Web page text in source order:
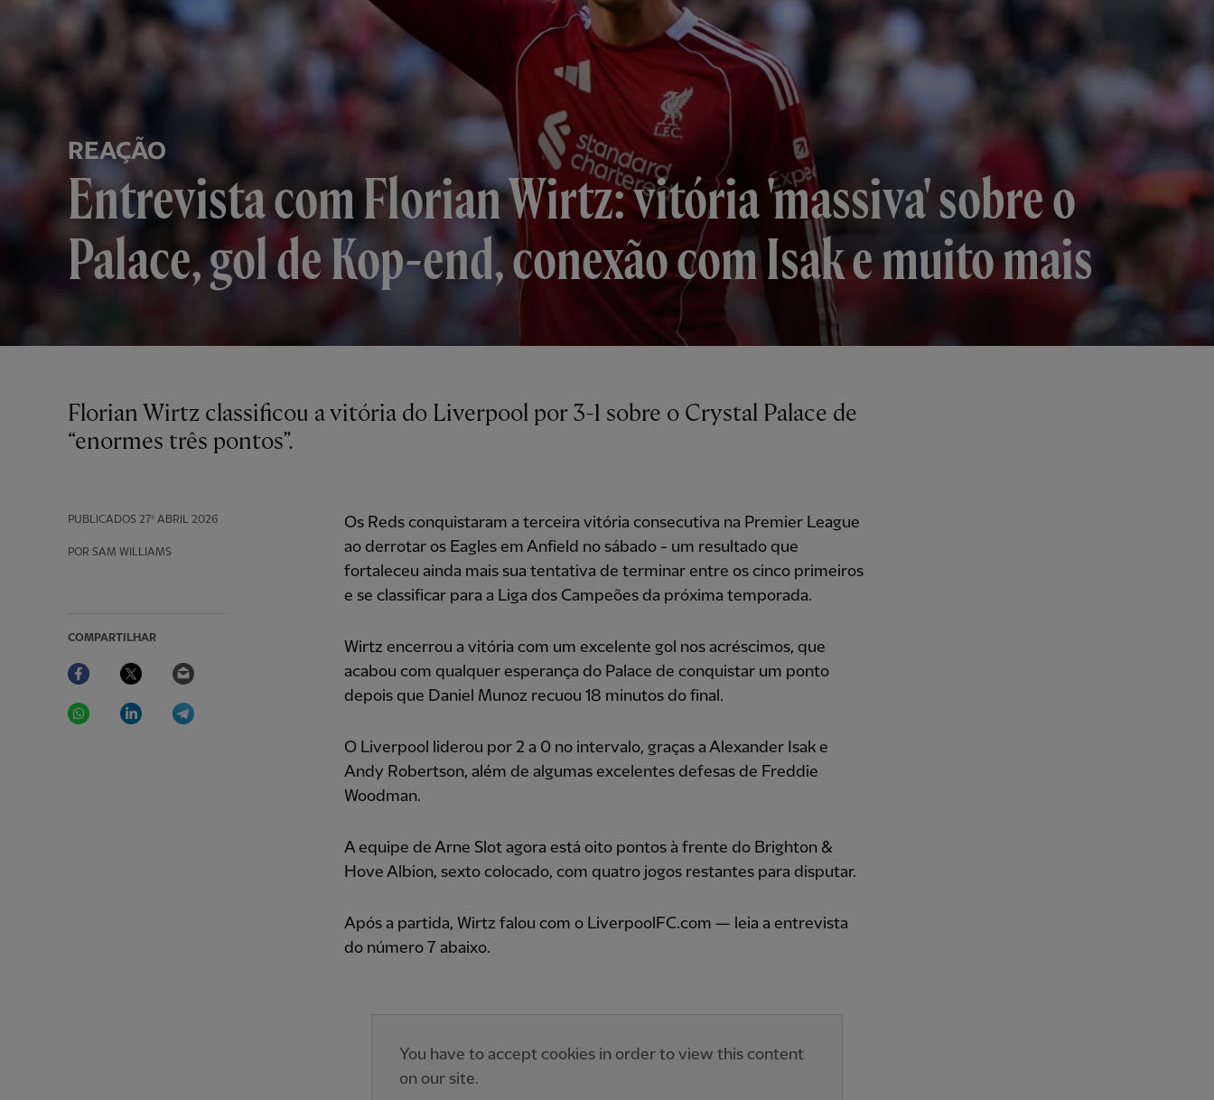
REAÇÃO
Entrevista com Florian Wirtz: vitória 'massiva' sobre o
Palace, gol de Kop-end, conexão com Isak e muito mais
PUBLICADOS 27º ABRIL 2026
POR SAM WILLIAMS
COMPARTILHAR
Facebook Twitter
WhatsAppLinkedIn
Florian Wirtz classificou a vitória do Liverpool por 3-1 sobre o Crystal Palace de
“enormes três pontos”.
Os Reds conquistaram a terceira vitória consecutiva na Premier League
ao derrotar os Eagles em Anfield no sábado - um resultado que
fortaleceu ainda mais sua tentativa de terminar entre os cinco primeiros
e se classificar para a Liga dos Campeões da próxima temporada.
Wirtz encerrou a vitória com um excelente gol nos acréscimos, que
acabou com qualquer esperança do Palace de conquistar um ponto
depois que Daniel Munoz recuou 18 minutos do final.
O Liverpool liderou por 2 a 0 no intervalo, graças a Alexander Isak e
Andy Robertson, além de algumas excelentes defesas de Freddie
Woodman.
A equipe de Arne Slot agora está oito pontos à frente do Brighton &
Hove Albion, sexto colocado, com quatro jogos restantes para disputar.
Após a partida, Wirtz falou com o LiverpoolFC.com — leia a entrevista
do número 7 abaixo.
You have to accept cookies in order to view this content
on our site.